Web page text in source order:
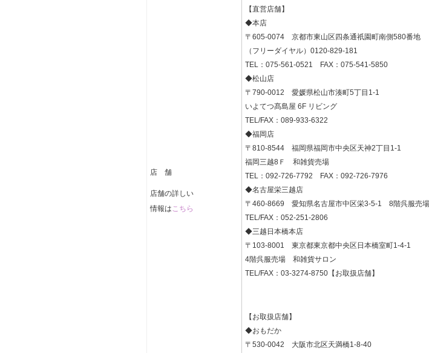
店 舗
店舗の詳しい
情報は こちら
【直営店舗】
◆本店
〒605-0074 京都市東山区四条通祇園町南側580番地
（フリーダイヤル）0120-829-181
TEL：075-561-0521 FAX：075-541-5850
◆松山店
〒790-0012 愛媛県松山市湊町5丁目1-1
いよてつ髙島屋 6F リビング
TEL/FAX：089-933-6322
◆福岡店
〒810-8544 福岡県福岡市中央区天神2丁目1-1
福岡三越8Ｆ 和雑貨売場
TEL：092-726-7792 FAX：092-726-7976
◆名古屋栄三越店
〒460-8669 愛知県名古屋市中区栄3-5-1 8階呉服売場
TEL/FAX：052-251-2806
◆三越日本橋本店
〒103-8001 東京都東京都中央区日本橋室町1-4-1
4階呉服売場 和雑貨サロン
TEL/FAX：03-3274-8750【お取扱店舗】
【お取扱店舗】
◆おもだか
〒530-0042 大阪市北区天満橋1-8-40